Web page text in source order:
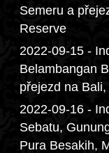
Semeru a
Reserve
2022-09-15 -
Belambangan
přejezd na
2022-09-16 -
Sebatu,
Pura Besakih,